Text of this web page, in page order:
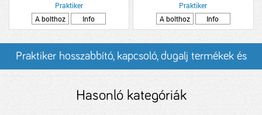
Praktiker
A bolthoz
Info
Praktiker
A bolthoz
Info
Praktiker hosszabbító, kapcsoló, dugalj termékek és
Hasonló kategóriák